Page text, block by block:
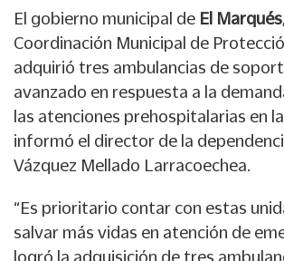
El gobierno municipal de El Marqués
Coordinación Municipal de
adquirió tres ambulancias de
avanzado en respuesta a la
las atenciones prehospitalarias en
informó el director de la
Vázquez Mellado Larracoechea.
“Es prioritario contar con estas
salvar más vidas en atención de
logró la adquisición de tres